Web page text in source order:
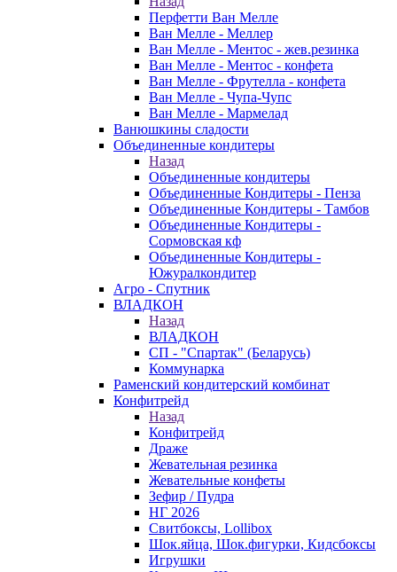
Перфетти Ван Мелле
Ван Мелле - Меллер
Ван Мелле - Ментос - жев.резинка
Ван Мелле - Ментос - конфета
Ван Мелле - Фрутелла - конфета
Ван Мелле - Чупа-Чупс
Ван Мелле - Мармелад
Ванюшкины сладости
Объединенные кондитеры
Назад
Объединенные кондитеры
Объединенные Кондитеры - Пенза
Объединенные Кондитеры - Тамбов
Объединенные Кондитеры -
Сормовская кф
Объединенные Кондитеры -
Южуралкондитер
Агро - Спутник
ВЛАДКОН
Назад
ВЛАДКОН
СП - "Спартак" (Беларусь)
Коммунарка
Раменский кондитерский комбинат
Конфитрейд
Назад
Конфитрейд
Драже
Жевательная резинка
Жевательные конфеты
Зефир / Пудра
НГ 2026
Свитбоксы, Lollibox
Шок.яйца, Шок.фигурки, Кидсбоксы
Игрушки